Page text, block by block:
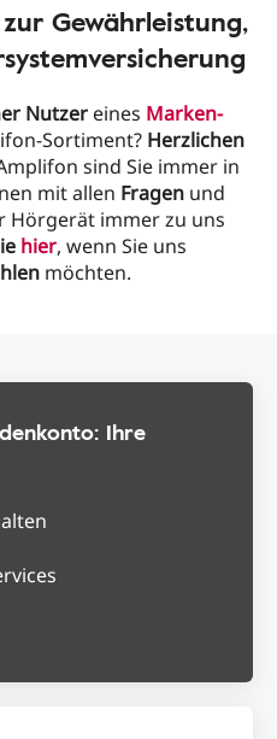
Gewährleistung,
Nutzereines Marken-
Sortiment? Herzlichen
sind Sie immer in
mit allen Fragenund
Hörgerät immer zu uns
hier, wenn Sie uns
möchten.
Ihre